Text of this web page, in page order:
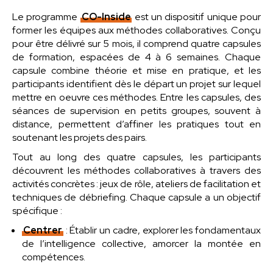
Le programme CO-Inside est un dispositif unique pour
former les équipes aux méthodes collaboratives. Conçu
pour être délivré sur 5 mois, il comprend quatre capsules
de formation, espacées de 4 à 6 semaines. Chaque
capsule combine théorie et mise en pratique, et les
participants identifient dès le départ un projet sur lequel
mettre en oeuvre ces méthodes. Entre les capsules, des
séances de supervision en petits groupes, souvent à
distance, permettent d’affiner les pratiques tout en
soutenant les projets des pairs.
Tout au long des quatre capsules, les participants
découvrent les méthodes collaboratives à travers des
activités concrètes : jeux de rôle, ateliers de facilitation et
techniques de débriefing. Chaque capsule a un objectif
spécifique :
Centrer: Établir un cadre, explorer les fondamentaux
de l’intelligence collective, amorcer la montée en
compétences.